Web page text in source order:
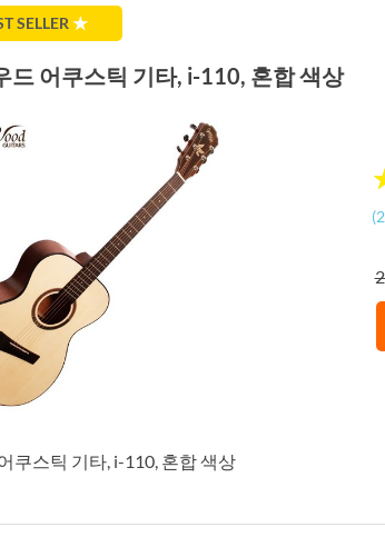
SELLER ★
드 어쿠스틱 기타, i-110, 혼합 색상
(
쿠스틱 기타, i-110, 혼합 색상